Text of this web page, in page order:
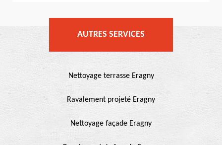
AUTRES SERVICES
Nettoyage terrasse Eragny
Ravalement projeté Eragny
Nettoyage façade Eragny